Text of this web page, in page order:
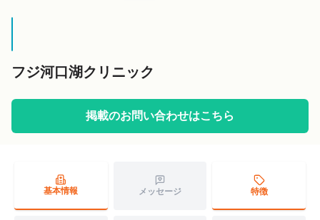
フジ河口湖クリニック
掲載のお問い合わせはこちら
基本情報 メッセージ 特徴